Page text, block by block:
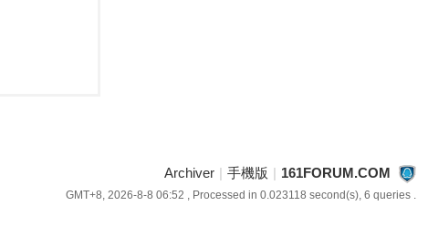
Archiver | 手機版 | 161FORUM.COM
GMT+8, 2026-8-8 06:52 , Processed in 0.023118 second(s), 6 queries .